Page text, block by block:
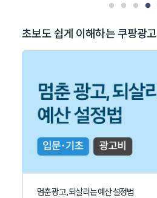
초보도 쉽게 이해하는 쿠팡광고
멈춘 광고, 되살리는 예산 설정법